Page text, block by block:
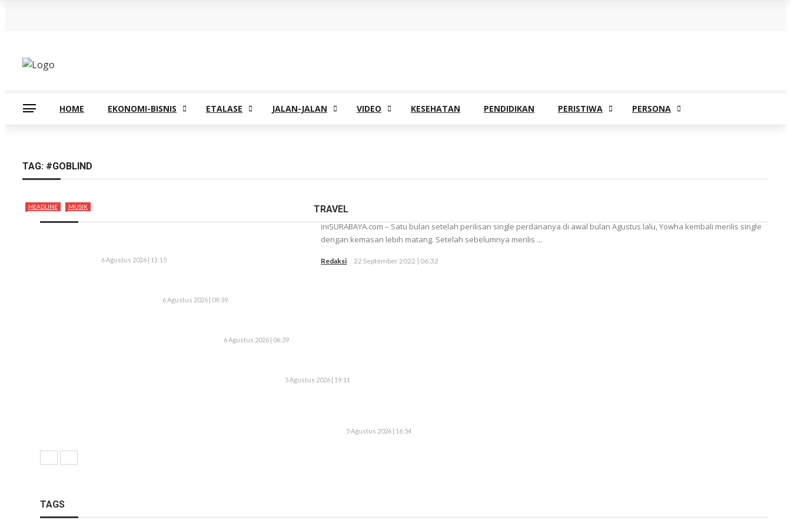
HOME EKONOMI-BISNIS ETALASE JALAN-JALAN VIDEO KESEHATAN PENDIDIKAN PERISTIWA PERSONA
TAG: #GOBLIND
HEADLINE MUSIK
iniSURABAYA.com – Satu bulan setelah perilisan single perdananya di awal bulan Agustus lalu, Yowha kembali merilis single
dengan kemasan lebih matang. Setelah sebelumnya merilis ...
Redaksi 22 September 2022 | 06:32
TRAVEL
6 Agustus 2026 | 11:15
6 Agustus 2026 | 09:39
6 Agustus 2026 | 06:39
5 Agustus 2026 | 19:11
5 Agustus 2026 | 16:54
TAGS